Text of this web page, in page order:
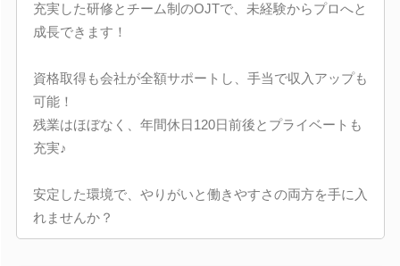
充実した研修とチーム制のOJTで、未経験からプロへと
成長できます！
資格取得も会社が全額サポートし、手当で収入アップも
可能！
残業はほぼなく、年間休日120日前後とプライベートも
充実♪
安定した環境で、やりがいと働きやすさの両方を手に入
れませんか？